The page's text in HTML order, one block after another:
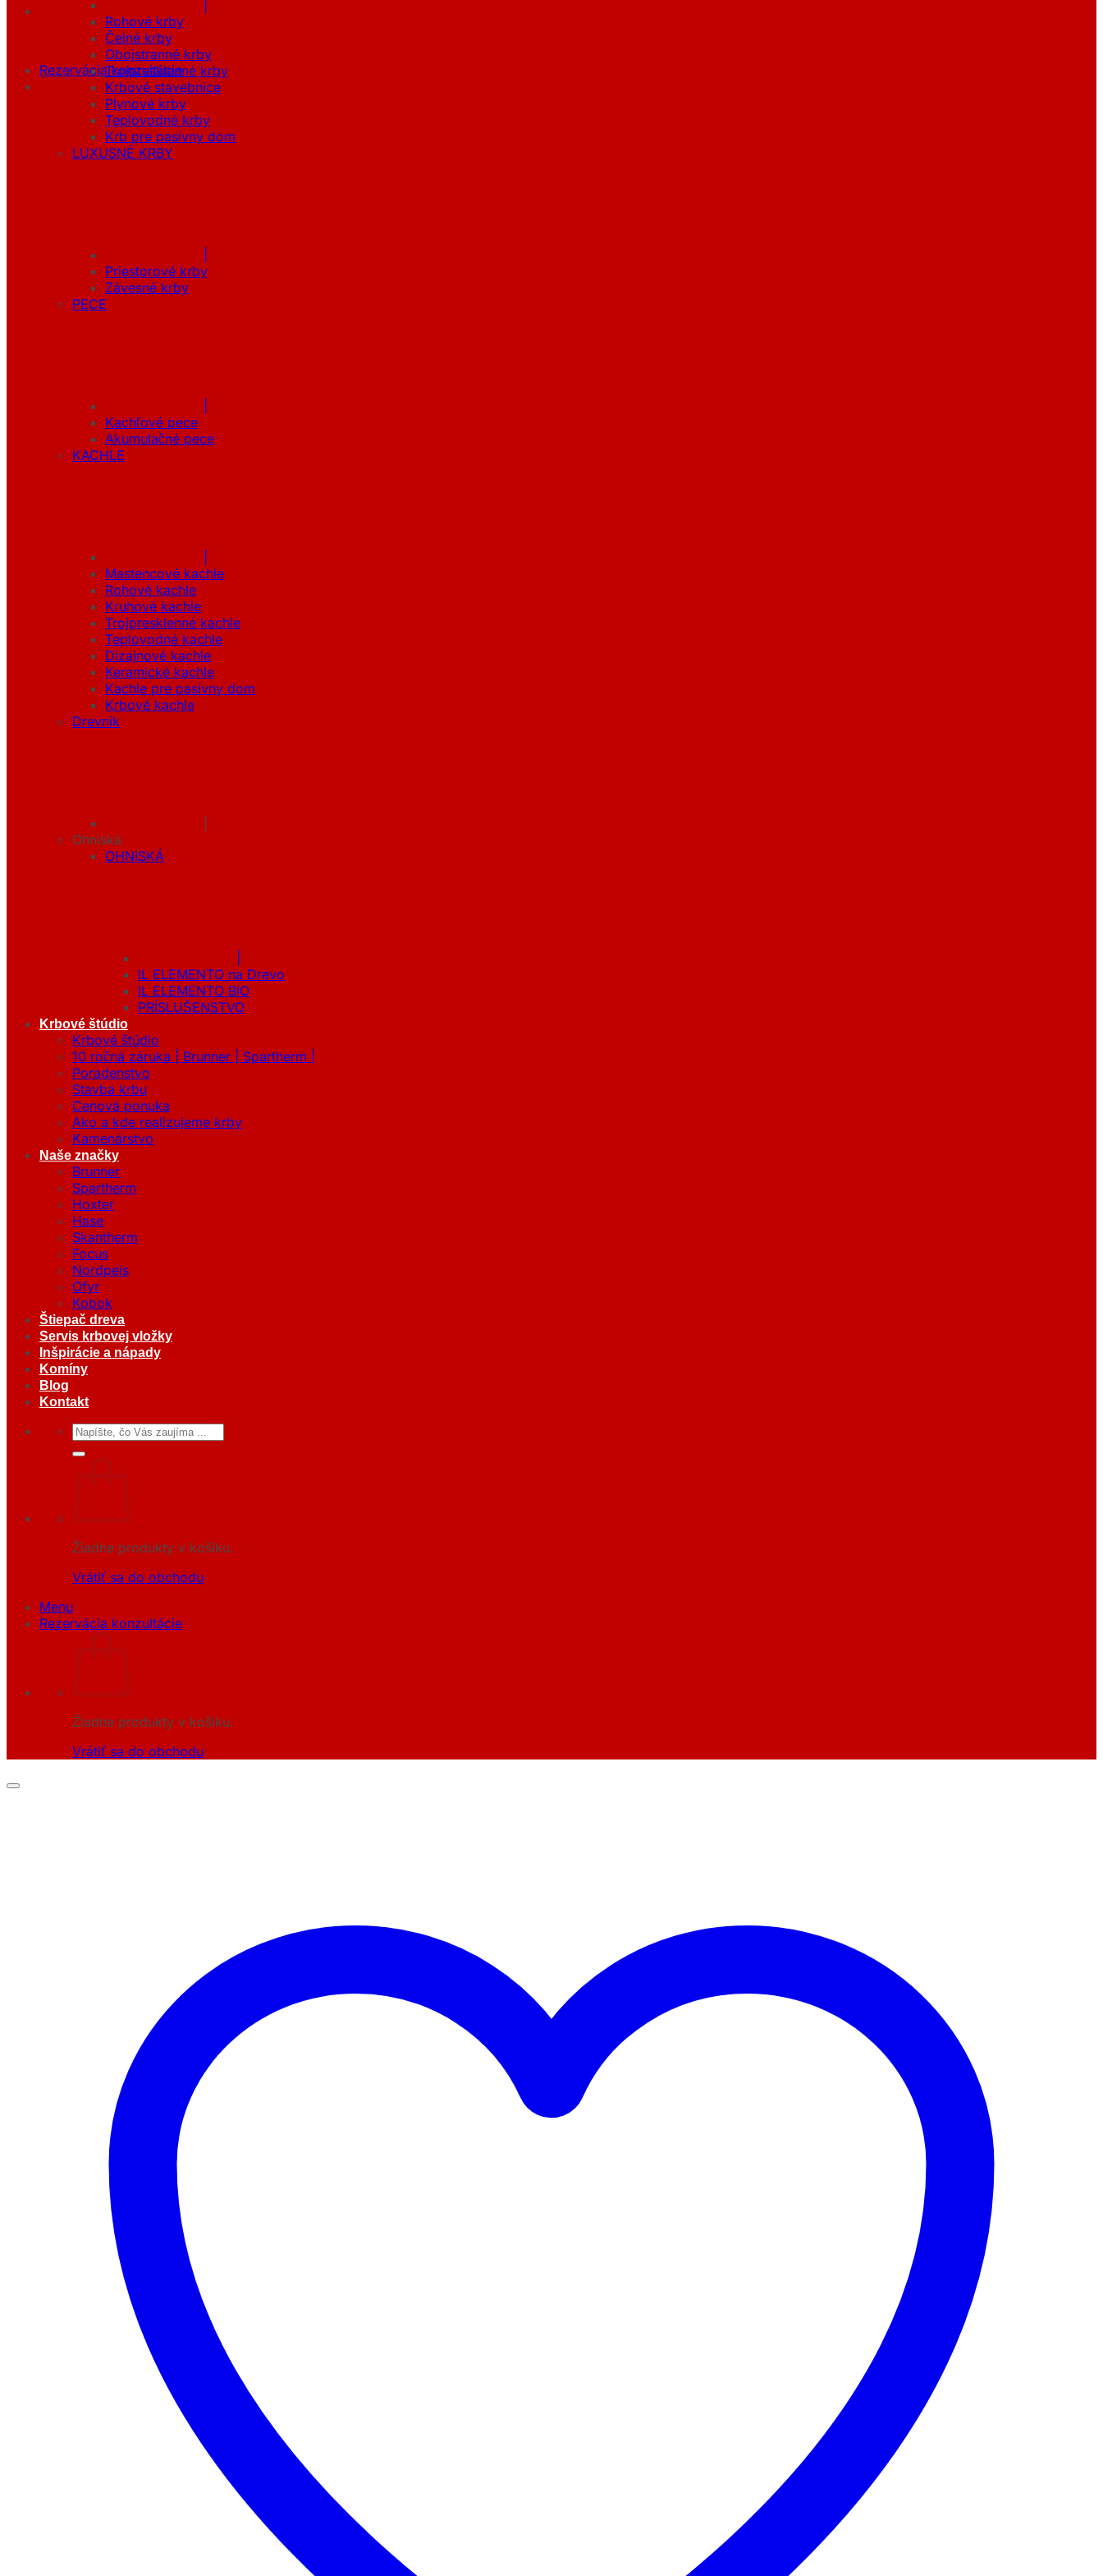
Rezervácia konzultácie
Rohové krby
Čelné krby
Obojstranné krby
Trojpresklenné krby
Krbové stavebnice
Plynové krby
Teplovodné krby
Krb pre pasívny dom
LUXUSNÉ KRBY
Priestorové krby
Závesné krby
PECE
Kachľové pece
Akumulačné pece
KACHLE
Mastencové kachle
Rohové kachle
Kruhové kachle
Trojpresklenné kachle
Teplovodné kachle
Dizajnové kachle
Keramické kachle
Kachle pre pasívny dom
Krbové kachle
Drevník
Ohniská
OHNISKÁ
IL ELEMENTO na Drevo
IL ELEMENTO BIO
PRÍSLUŠENSTVO
Krbové štúdio
Krbové štúdio
10 ročná záruka | Brunner | Spartherm |
Poradenstvo
Stavba krbu
Cenová ponuka
Ako a kde realizujeme krby
Kamenárstvo
Naše značky
Brunner
Spartherm
Hoxter
Hase
Skantherm
Focus
Nordpeis
Ofyr
Kobok
Štiepač dreva
Servis krbovej vložky
Inšpirácie a nápady
Komíny
Blog
Kontakt
Hľadať:
Žiadne produkty v košíku.
Vrátiť sa do obchodu
Menu
Rezervácia konzultácie
Žiadne produkty v košíku.
Vrátiť sa do obchodu